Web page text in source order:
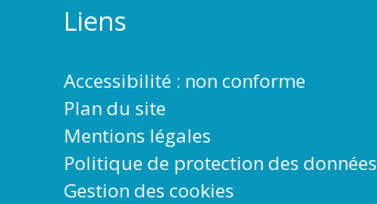
Liens
Accessibilité : non conforme
Plan du site
Mentions légales
Politique de protection des données
Gestion des cookies